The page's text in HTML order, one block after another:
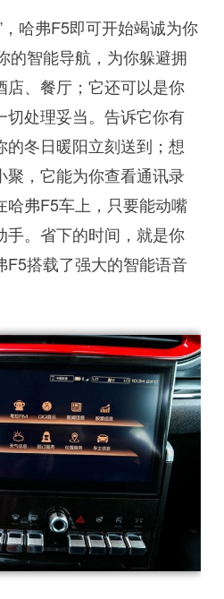
哈弗F5即可开始竭诚为你
的智能导航，为你躲避拥
店、餐厅；它还可以是你
切处理妥当。告诉它你有
的冬日暖阳立刻送到；想
聚，它能为你查看通讯录
弗F5车上，只要能动嘴
手。省下的时间，就是你
F5搭载了强大的智能语音